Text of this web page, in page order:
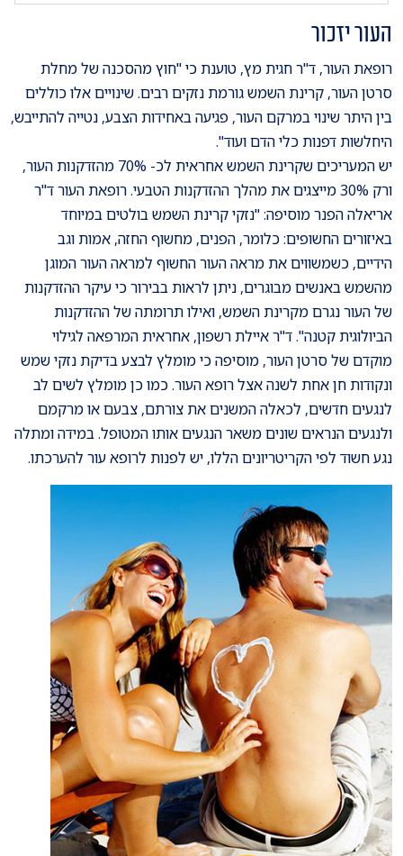
העור יזכור
רופאת העור, ד"ר חגית מץ, טוענת כי "חוץ מהסכנה של מחלת
סרטן העור, קרינת השמש גורמת נזקים רבים. שינויים אלו כוללים
בין היתר שינוי במרקם העור, פגיעה באחידות הצבע, נטייה להתייבש,
היחלשות דפנות כלי הדם ועוד".
יש המעריכים שקרינת השמש אחראית לכ- 70% מהזדקנות העור,
ורק 30% מייצגים את מהלך ההזדקנות הטבעי. רופאת העור ד"ר
אריאלה הפנר מוסיפה: "נזקי קרינת השמש בולטים במיוחד
באיזורים החשופים: כלומר, הפנים, מחשוף החזה, אמות וגב
הידיים, כשמשווים את מראה העור החשוף למראה העור המוגן
מהשמש באנשים מבוגרים, ניתן לראות בבירור כי עיקר ההזדקנות
של העור נגרם מקרינת השמש, ואילו תרומתה של ההזדקנות
הביולוגית קטנה". ד"ר איילת רשפון, אחראית המרפאה לגילוי
מוקדם של סרטן העור, מוסיפה כי מומלץ לבצע בדיקת נזקי שמש
ונקודות חן אחת לשנה אצל רופא העור. כמו כן מומלץ לשים לב
לנגעים חדשים, לכאלה המשנים את צורתם, צבעם או מרקמם
ולנגעים הנראים שונים משאר הנגעים אותו המטופל. במידה ומתלה
נגע חשוד לפי הקריטריונים הללו, יש לפנות לרופא עור להערכתו.